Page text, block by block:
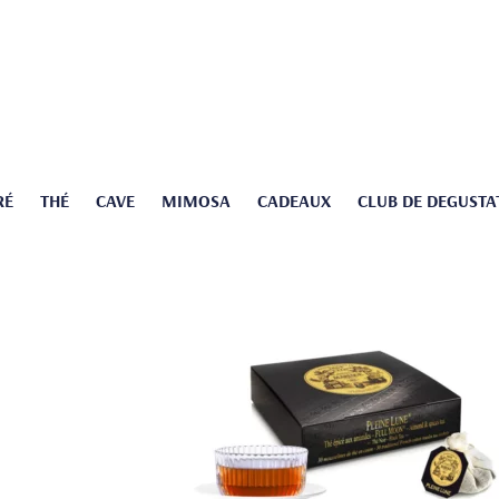
THÉ CAVE MIMOSA CADEAUX CLUB DE